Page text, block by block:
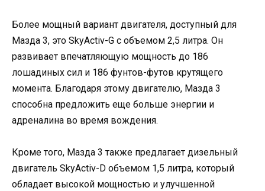
Более мощный вариант двигателя, доступный для
Мазда 3, это SkyActiv-G с объемом 2,5 литра. Он
развивает впечатляющую мощность до 186
лошадиных сил и 186 фунтов-футов крутящего
момента. Благодаря этому двигателю, Мазда 3
способна предложить еще больше энергии и
адреналина во время вождения.
Кроме того, Мазда 3 также предлагает дизельный
двигатель SkyActiv-D объемом 1,5 литра, который
обладает высокой мощностью и улучшенной